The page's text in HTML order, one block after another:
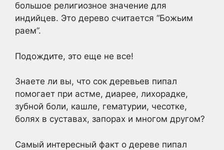
большое религиозное значение для
индийцев. Это дерево считается “Божьим
раем”.
Подождите, это еще не все!
Знаете ли вы, что сок деревьев пипал
помогает при астме, диарее, лихорадке,
зубной боли, кашле, гематурии, чесотке,
болях в суставах, запорах и многом другом?
Самый интересный факт о дереве пипал